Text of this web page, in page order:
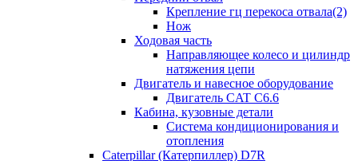
Крепление гц перекоса отвала(2)
Нож
Ходовая часть
Направляющее колесо и цилиндр
натяжения цепи
Двигатель и навесное оборудование
Двигатель CAT C6.6
Кабина, кузовные детали
Система кондиционирования и
отопления
Caterpillar (Катерпиллер) D7R